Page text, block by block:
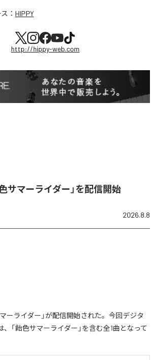
： HIPPY
http://hippy-web.com
サマーライダー」を配信開始
2026.8.8
ーライダー」が配信開始された。今回デジタ
「飴色サマーライダー」を含む全1曲となって